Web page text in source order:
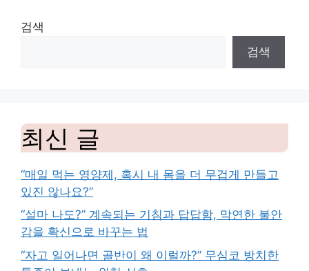
검색
검색
최신 글
“매일 먹는 영양제, 혹시 내 몸을 더 무겁게 만들고
있진 않나요?”
“설마 나도?” 계속되는 기침과 답답함, 막연한 불안
감을 확신으로 바꾸는 법
“자고 일어나면 골반이 왜 이럴까?” 무심코 방치한